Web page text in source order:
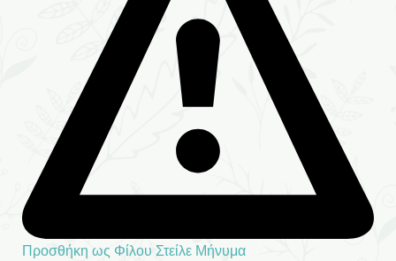
Προσθήκη ως Φίλου Στείλε Μήνυμα